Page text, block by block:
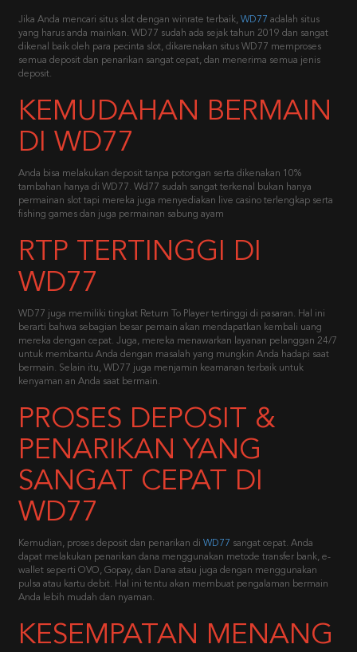
Jika Anda mencari situs slot dengan winrate terbaik, WD77 adalah situs
yang harus anda mainkan. WD77 sudah ada sejak tahun 2019 dan sangat
dikenal baik oleh para pecinta slot, dikarenakan situs WD77 memproses
semua deposit dan penarikan sangat cepat, dan menerima semua jenis
deposit.
KEMUDAHAN BERMAIN
DI WD77
Anda bisa melakukan deposit tanpa potongan serta dikenakan 10%
tambahan hanya di WD77. Wd77 sudah sangat terkenal bukan hanya
permainan slot tapi mereka juga menyediakan live casino terlengkap serta
fishing games dan juga permainan sabung ayam
RTP TERTINGGI DI
WD77
WD77 juga memiliki tingkat Return To Player tertinggi di pasaran. Hal ini
berarti bahwa sebagian besar pemain akan mendapatkan kembali uang
mereka dengan cepat. Juga, mereka menawarkan layanan pelanggan 24/7
untuk membantu Anda dengan masalah yang mungkin Anda hadapi saat
bermain. Selain itu, WD77 juga menjamin keamanan terbaik untuk
kenyaman an Anda saat bermain.
PROSES DEPOSIT &
PENARIKAN YANG
SANGAT CEPAT DI
WD77
Kemudian, proses deposit dan penarikan di WD77 sangat cepat. Anda
dapat melakukan penarikan dana menggunakan metode transfer bank, e-
wallet seperti OVO, Gopay, dan Dana atau juga dengan menggunakan
pulsa atau kartu debit. Hal ini tentu akan membuat pengalaman bermain
Anda lebih mudah dan nyaman.
KESEMPATAN MENANG